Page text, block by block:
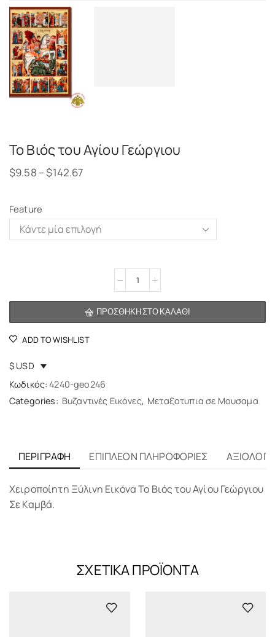
Το Βιός του Αγίου Γεώργιου
$9.58 –$142.67
Feature
ΠΡΟΣΘΉΚΗ ΣΤΟ ΚΑΛΆΘΙ
ADD TO WISHLIST
$ USD
Κωδικός: 4240-geo246
Categories: Βυζαντινές Εικόνες, Μεταξοτυπια σε Μουσαμα
ΠΕΡΙΓΡΑΦΉ ΕΠΙΠΛΈΟΝ ΠΛΗΡΟΦΟΡΊΕΣ
Χειροποίητη Ξύλινη Εικόνα Το Βιός του Αγίου Γεώργιου
Σε Καμβά.
ΣΧΕΤΙΚΆ ΠΡΟΪΌΝΤΑ